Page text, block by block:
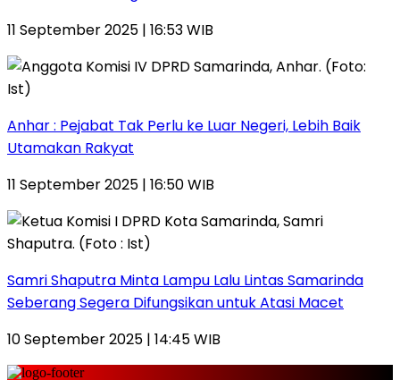
11 September 2025 | 16:53 WIB
Anhar : Pejabat Tak Perlu ke Luar Negeri, Lebih Baik
Utamakan Rakyat
11 September 2025 | 16:50 WIB
Samri Shaputra Minta Lampu Lalu Lintas Samarinda
Seberang Segera Difungsikan untuk Atasi Macet
10 September 2025 | 14:45 WIB